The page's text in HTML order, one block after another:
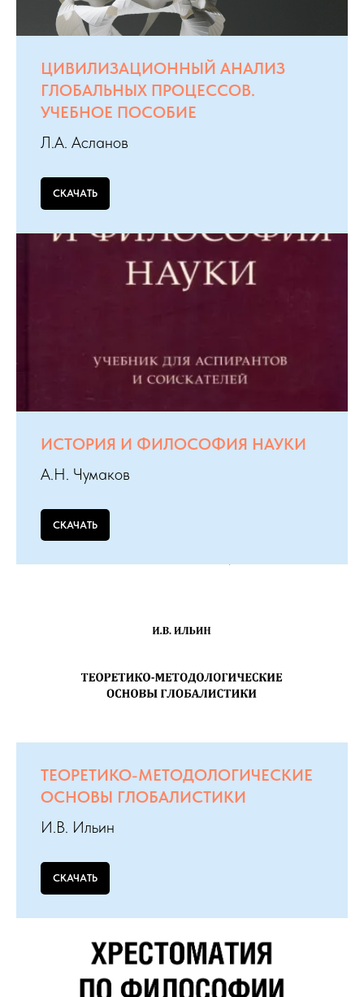
ЦИВИЛИЗАЦИОННЫЙ АНАЛИЗ
ГЛОБАЛЬНЫХ ПРОЦЕССОВ.
УЧЕБНОЕ ПОСОБИЕ
Л.А. Асланов
СКАЧАТЬ
ИСТОРИЯ И ФИЛОСОФИЯ НАУКИ
А.Н. Чумаков
СКАЧАТЬ
ТЕОРЕТИКО-МЕТОДОЛОГИЧЕСКИЕ
ОСНОВЫ ГЛОБАЛИСТИКИ
И.В. Ильин
СКАЧАТЬ